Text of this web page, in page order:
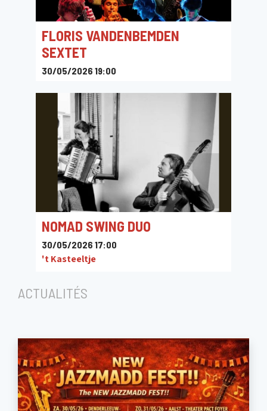
FLORIS VANDENBEMDEN
SEXTET
30/05/2026 19:00
NOMAD SWING DUO
30/05/2026 17:00
't Kasteeltje
ACTUALITÉS